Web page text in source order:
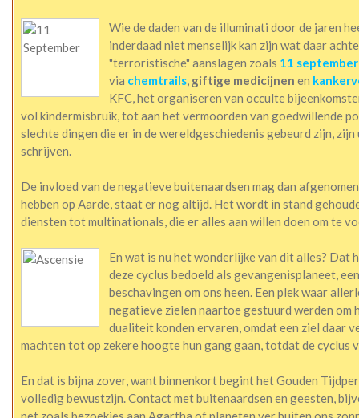
Wie de daden van de illuminati door de jaren
inderdaad niet menselijk kan zijn wat daar
"terroristische" aanslagen zoals 11 september
via chemtrails, giftige medicijnen en
KFC, het organiseren van occulte
vol kindermisbruik, tot aan het vermoorden van goedwillende
slechte dingen die er in de wereldgeschiedenis gebeurd zijn,
schrijven.
De invloed van de negatieve buitenaardsen mag dan
hebben op Aarde, staat er nog altijd. Het wordt in stand
diensten tot multinationals, die er alles aan willen doen om te
En wat is nu het wonderlijke van dit alles? Dat
deze cyclus bedoeld als gevangenisplaneet,
beschavingen om ons heen. Een plek waar
negatieve zielen naartoe gestuurd werden
dualiteit konden ervaren, omdat een ziel daar
machten tot op zekere hoogte hun gang gaan, totdat de cyclus
En dat is bijna zover, want binnenkort begint het Gouden
volledig bewustzijn. Contact met buitenaardsen en geesten,